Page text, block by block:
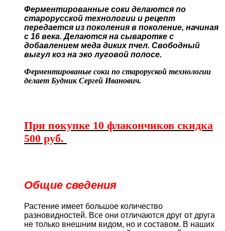
Ферментированные соки делаются по
старорусской технологии и рецепт
передается из поколения в поколение, начиная
с 16 века. Делаются на сываротке с
добавлением меда диких пчел. Свободный
выгул коз на эко луговой полосе.
Ферментированые соки по староруской технологии
делает Будник Сергей Иванович.
При покупке 10 флакончиков скидка
500 руб.
Общие сведения
Растение имеет большое количество
разновидностей. Все они отличаются друг от друга
не только внешним видом, но и составом. В наших